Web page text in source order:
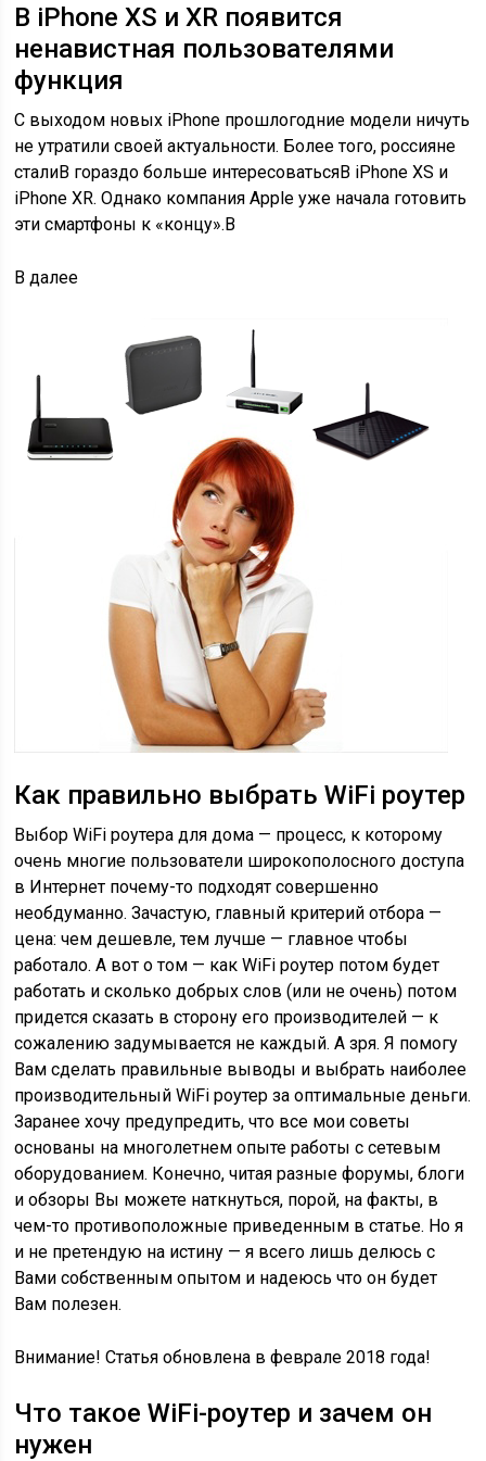
В iPhone XS и XR появится
ненавистная пользователями
функция
С выходом новых iPhone прошлогодние модели ничуть
не утратили своей актуальности. Более того, россияне
сталиВ гораздо больше интересоватьсяВ iPhone XS и
iPhone XR. Однако компания Apple уже начала готовить
эти смартфоны к «концу».В
В далее
Как правильно выбрать WiFi роутер
Выбор WiFi роутера для дома — процесс, к которому
очень многие пользователи широкополосного доступа
в Интернет почему-то подходят совершенно
необдуманно. Зачастую, главный критерий отбора —
цена: чем дешевле, тем лучше — главное чтобы
работало. А вот о том — как WiFi роутер потом будет
работать и сколько добрых слов (или не очень) потом
придется сказать в сторону его производителей — к
сожалению задумывается не каждый. А зря. Я помогу
Вам сделать правильные выводы и выбрать наиболее
производительный WiFi роутер за оптимальные деньги.
Заранее хочу предупредить, что все мои советы
основаны на многолетнем опыте работы с сетевым
оборудованием. Конечно, читая разные форумы, блоги
и обзоры Вы можете наткнуться, порой, на факты, в
чем-то противоположные приведенным в статье. Но я
и не претендую на истину — я всего лишь делюсь с
Вами собственным опытом и надеюсь что он будет
Вам полезен.
Внимание! Статья обновлена в феврале 2018 года!
Что такое WiFi-роутер и зачем он
нужен